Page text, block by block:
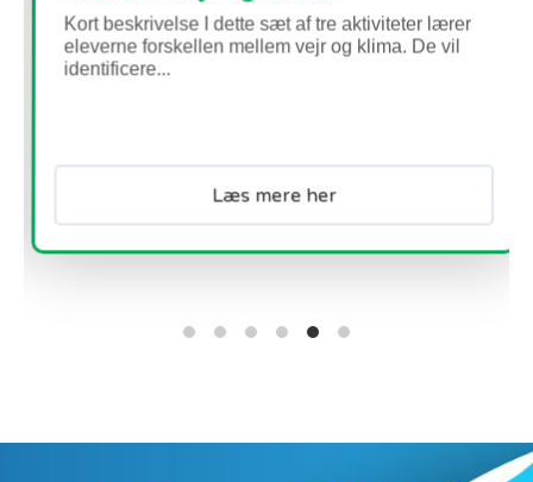
Kort beskrivelse I dette sæt af tre aktiviteter lærer
eleverne forskellen mellem vejr og klima. De vil
identificere...
Læs mere her